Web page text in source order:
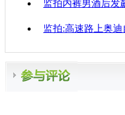
监拍内裤男酒后发
监拍:高速路上奥